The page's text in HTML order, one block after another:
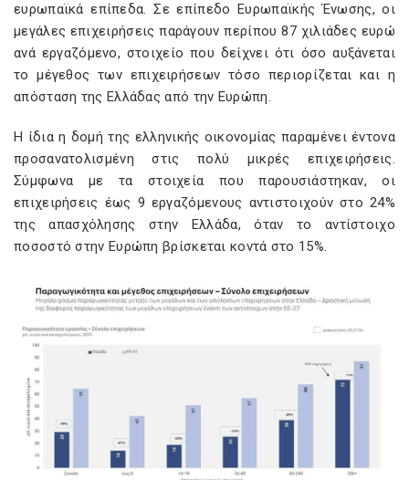
ευρωπαϊκά επίπεδα. Σε επίπεδο Ευρωπαϊκής Ένωσης, οι
μεγάλες επιχειρήσεις παράγουν περίπου 87 χιλιάδες ευρώ
ανά εργαζόμενο, στοιχείο που δείχνει ότι όσο αυξάνεται
το μέγεθος των επιχειρήσεων τόσο περιορίζεται και η
απόσταση της Ελλάδας από την Ευρώπη.
Η ίδια η δομή της ελληνικής οικονομίας παραμένει έντονα
προσανατολισμένη στις πολύ μικρές επιχειρήσεις.
Σύμφωνα με τα στοιχεία που παρουσιάστηκαν, οι
επιχειρήσεις έως 9 εργαζόμενους αντιστοιχούν στο 24%
της απασχόλησης στην Ελλάδα, όταν το αντίστοιχο
ποσοστό στην Ευρώπη βρίσκεται κοντά στο 15%.